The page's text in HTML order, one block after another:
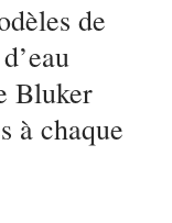
de
Bluker
à chaque